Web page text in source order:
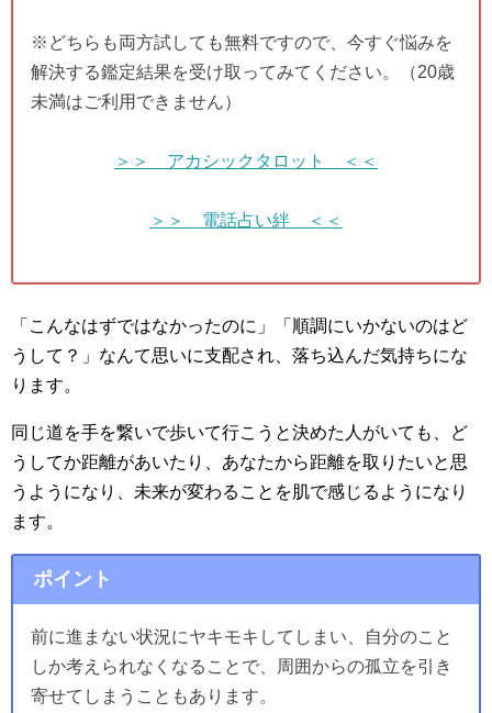
※どちらも両方試しても無料ですので、今すぐ悩みを
解決する鑑定結果を受け取ってみてください。（20歳
未満はご利用できません）
＞＞ アカシックタロット ＜＜
＞＞ 電話占い絆 ＜＜
「こんなはずではなかったのに」「順調にいかないのはど
うして？」なんて思いに支配され、落ち込んだ気持ちにな
ります。
同じ道を手を繋いで歩いて行こうと決めた人がいても、ど
うしてか距離があいたり、あなたから距離を取りたいと思
うようになり、未来が変わることを肌で感じるようになり
ます。
ポイント
前に進まない状況にヤキモキしてしまい、自分のこと
しか考えられなくなることで、周囲からの孤立を引き
寄せてしまうこともあります。